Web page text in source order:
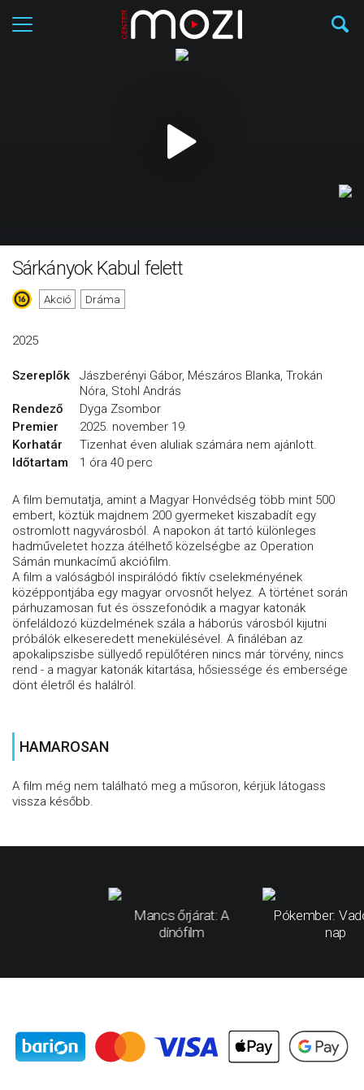
Sárkányok Kabul felett
Akció Dráma
2025
Szereplők
Jászberényi Gábor, Mészáros Blanka, Trokán
Nóra, Stohl András
Rendező
Dyga Zsombor
Premier
2025. november 19.
Korhatár
Tizenhat éven aluliak számára nem ajánlott.
Időtartam
1 óra 40 perc
A film bemutatja, amint a Magyar Honvédség több mint 500
embert, köztük majdnem 200 gyermeket kiszabadít egy
ostromlott nagyvárosból. A napokon át tartó különleges
hadműveletet hozza átélhető közelségbe az Operation
Sámán munkacímű akciófilm.
A film a valóságból inspirálódó fiktív cselekményének
középpontjába egy magyar orvosnőt helyez. A történet során
párhuzamosan fut és összefonódik a magyar katonák
önfeláldozó küzdelmének szála a háborús városból kijutni
próbálók elkeseredett menekülésével. A fináléban az
apokalipszisbe süllyedő repülőtéren nincs már törvény, nincs
rend - a magyar katonák kitartása, hősiessége és embersége
dönt életről és halálról.
HAMAROSAN
A film még nem található meg a műsoron, kérjük látogass
vissza később.
Mancs őrjárat: A
dínófilm
Pókember:
nap